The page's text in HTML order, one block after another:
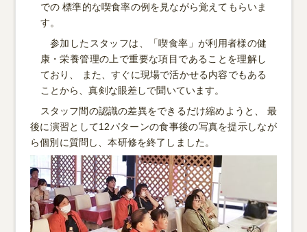
での 標準的な喫食率の例を見ながら覚えてもらいま
す。
参加したスタッフは、「喫食率」が利用者様の健
康・栄養管理の上で重要な項目であることを理解し
ており、 また、すぐに現場で活かせる内容でもある
ことから、真剣な眼差しで聞いています。
スタッフ間の認識の差異をできるだけ縮めようと、 最
後に演習として12パターンの食事後の写真を提示しなが
ら個別に質問し、本研修を終了しました。